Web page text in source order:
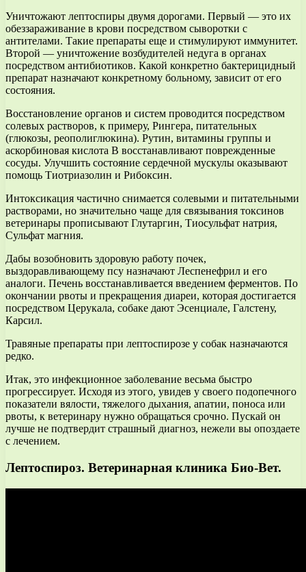
Уничтожают лептоспиры двумя дорогами. Первый — это их
обеззараживание в крови посредством сыворотки с
антителами. Такие препараты еще и стимулируют иммунитет.
Второй — уничтожение возбудителей недуга в органах
посредством антибиотиков. Какой конкретно бактерицидный
препарат назначают конкретному больному, зависит от его
состояния.
Восстановление органов и систем проводится посредством
солевых растворов, к примеру, Рингера, питательных
(глюкозы, реополиглюкина). Рутин, витамины группы и
аскорбиновая кислота В восстанавливают поврежденные
сосуды. Улучшить состояние сердечной мускулы оказывают
помощь Тиотриазолин и Рибоксин.
Интоксикация частично снимается солевыми и питательными
растворами, но значительно чаще для связывания токсинов
ветеринары прописывают Глутаргин, Тиосульфат натрия,
Сульфат магния.
Дабы возобновить здоровую работу почек,
выздоравливающему псу назначают Леспенефрил и его
аналоги. Печень восстанавливается введением ферментов. По
окончании рвоты и прекращения диареи, которая достигается
посредством Церукала, собаке дают Эсенциале, Галстену,
Карсил.
Травяные препараты при лептоспирозе у собак назначаются
редко.
Итак, это инфекционное заболевание весьма быстро
прогрессирует. Исходя из этого, увидев у своего подопечного
показатели вялости, тяжелого дыхания, апатии, поноса или
рвоты, к ветеринару нужно обращаться срочно. Пускай он
лучше не подтвердит страшный диагноз, нежели вы опоздаете
с лечением.
Лептоспироз. Ветеринарная клиника Био-Вет.